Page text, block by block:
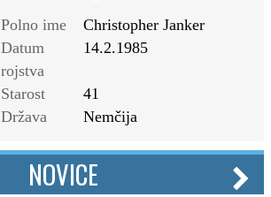
Polno ime
Christopher Janker
Datum
rojstva
14.2.1985
Starost
41
Država
Nemčija
NOVICE